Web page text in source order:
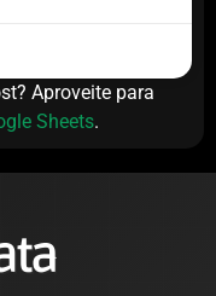
Aproveite para
Sheets.